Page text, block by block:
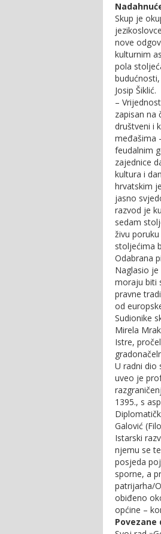
Skup je
nove
kulturnim
pola
Josip Šiklić.
–
zapisan na
društveni i
međašima
feudalnim
zajednice
kultura i
hrvatskim
jasno
razvod je
sedam
živu
stoljećima
Odabrana
Naglasio
moraju biti
pravne
od
Sudionike
Mirela
Istre,
U radni dio
uveo je
1395., s
Galović
Istarski
njemu se
posjeda
sporne, a
patrijarha/
obiđeno
općine –
Povezane